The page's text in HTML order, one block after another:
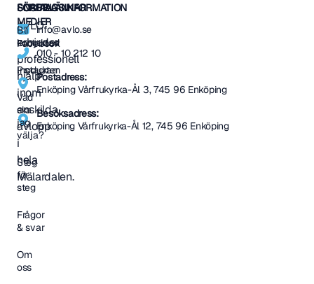
AVLO
erbjuder
professionell
hjälp
inom
enskilda
avlopp
i
hela
Mälardalen.
SNABBLÄNKAR
Bli
kontaktad
Produkter
Vad
ska
jag
välja?
Steg
för
steg
Frågor
& svar
Om
oss
SOCIALA
MEDIER
Facebook
Instagram
FÖRETAGSINFORMATION
info@avlo.se
010 - 10 212 10
Postadress:
Enköping Vårfrukyrka-Ål 3, 745 96 Enköping
Besöksadress:
Enköping Vårfrukyrka-Ål 12, 745 96 Enköping